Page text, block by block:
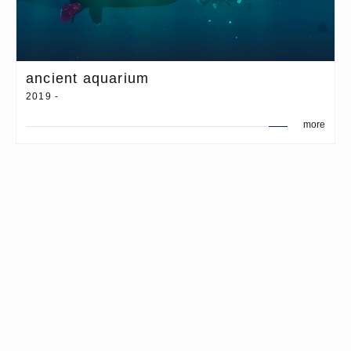
ancient aquarium
2019 -
more